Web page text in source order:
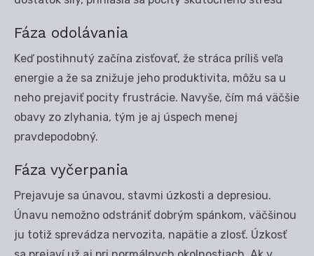
Fáza odolávania
Keď postihnutý začína zisťovať, že stráca príliš veľa
energie a že sa znižuje jeho produktivita, môžu sa u
neho prejaviť pocity frustrácie. Navyše, čím má väčšie
obavy zo zlyhania, tým je aj úspech menej
pravdepodobný.
Fáza vyčerpania
Prejavuje sa únavou, stavmi úzkosti a depresiou.
Únavu nemožno odstrániť dobrým spánkom, väčšinou
ju totiž sprevádza nervozita, napätie a zlosť. Úzkosť